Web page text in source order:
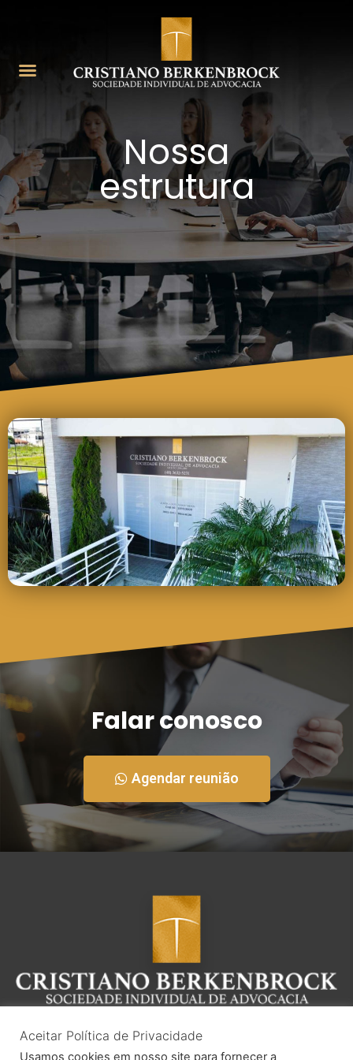
Nossa
estrutura
Falar conosco
Agendar reunião
Aceitar Política de Privacidade
Usamos cookies em nosso site para fornecer a